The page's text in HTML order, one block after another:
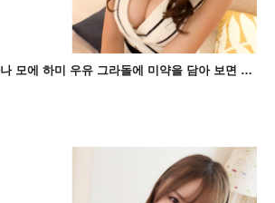
모에 하미 우유 그라돌에 미약을 담아 보면 …